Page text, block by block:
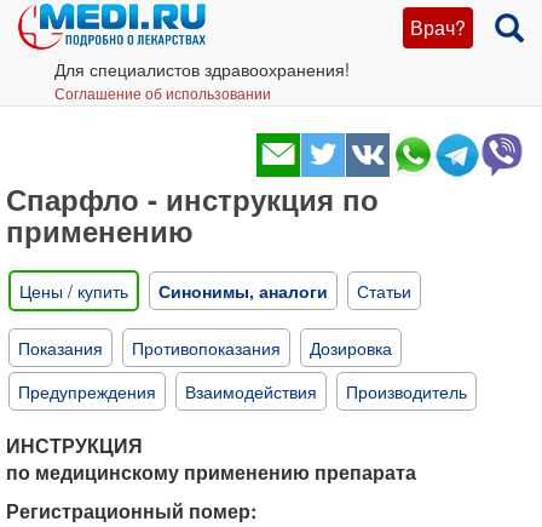
Врач?
Для специалистов здравоохранения!
Соглашение об использовании
Спарфло - инструкция по
применению
Цены / купить Синонимы, аналоги Статьи
Показания Противопоказания
Дозировка
Предупреждения
Взаимодействия Производитель
ИНСТРУКЦИЯ
по медицинскому применению препарата
Регистрационный помер: